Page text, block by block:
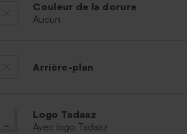
Couleur de la dorure
Aucun
Arrière-plan
Logo Tadaaz
Avec logo Tadaaz